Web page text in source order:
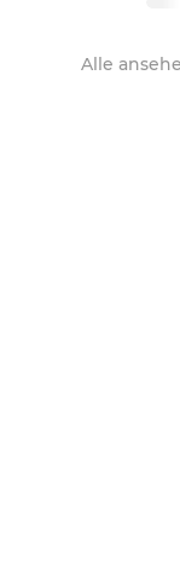
Alle